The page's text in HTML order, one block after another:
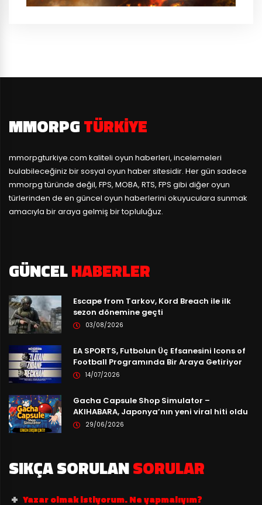
MMORPGTÜRKIYE
mmorpgturkiye.com kaliteli oyun haberleri, incelemeleri
bulabileceğiniz bir sosyal oyun haber sitesidir. Her gün sadece
mmorpg türünde değil, FPS, MOBA, RTS, FPS gibi diğer oyun
türlerinden de en güncel oyun haberlerini okuyuculara sunmak
amacıyla bir araya gelmiş bir topluluğuz.
GÜNCELHABERLER
Escape from Tarkov, Kord Breach ile ilk
sezon dönemine geçti
03/08/2026
EA SPORTS, Futbolun Üç Efsanesini Icons of
Football Programında Bir Araya Getiriyor
14/07/2026
Gacha Capsule Shop Simulator –
AKIHABARA, Japonya’nın yeni viral hiti oldu
29/06/2026
SIKÇA SORULANSORULAR
Yazar olmak istiyorum. Ne yapmalıyım?